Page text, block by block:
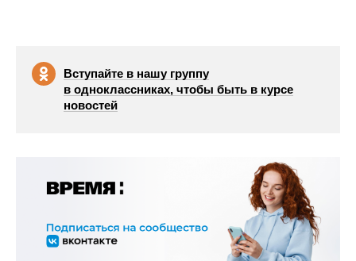
Вступайте в нашу группу
в одноклассниках, чтобы быть в курсе
новостей